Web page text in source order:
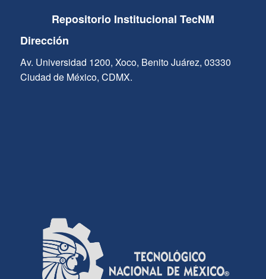
Repositorio Institucional TecNM
Dirección
Av. Universidad 1200, Xoco, Benito Juárez, 03330
Ciudad de México, CDMX.